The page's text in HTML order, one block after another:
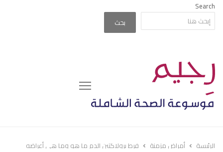
Search
بحث
Menu
الرئيسة أمراض مزمنة فرط برولاكتين الدم ما هو وما هي أعراضه